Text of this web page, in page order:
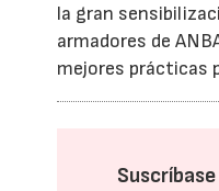
la gran
armadores de
mejores prácticas